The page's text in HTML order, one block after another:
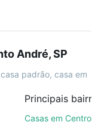
à venda em
sonho. Agende
com mais de
na
André, SP
padrão, casa em
Casas em Centro